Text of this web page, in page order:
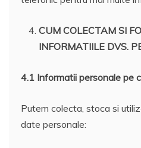
CUM COLECTAM SI
INFORMATIILE DVS.
4.1 Informatii personale pe
Putem colecta, stoca si
date personale: